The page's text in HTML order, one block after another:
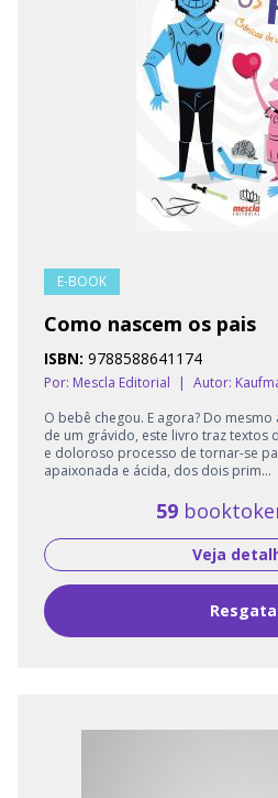
E-BOOK
Como nascem os pais
ISBN: 9788588641174
Por: Mescla Editorial | Autor:
O bebê chegou. E agora? Do
de um grávido, este livro traz textos
e doloroso processo de tornar-se
apaixonada e ácida, dos dois prim...
59
Veja